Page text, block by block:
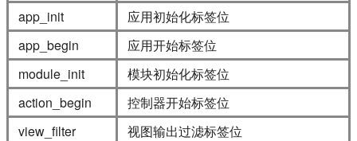
app_init
应用初始化标签位
app_begin
应用开始标签位
module_init
模块初始化标签位
action_begin
控制器开始标签位
view_filter
视图输出过滤标签位